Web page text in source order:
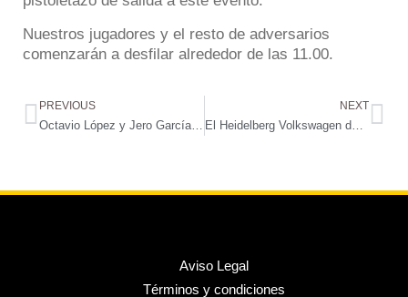
Nuestros jugadores y el resto de adversarios
comenzarán a desfilar alrededor de las 11.00.
PREVIOUS
Octavio López y Jero García, seleccionados por la Federación Canaria de Baloncesto
NEXT
El Heidelberg Volkswagen defiende el liderato ante un peligroso Kiele Socuéllamos
Aviso Legal
Términos y condiciones